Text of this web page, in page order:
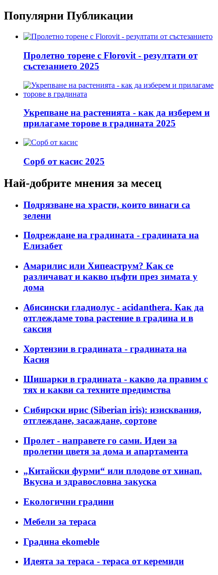
Популярни Публикации
Пролетно торене с Florovit - резултати от
състезанието 2025
Укрепване на растенията - как да изберем и
прилагаме торове в градината 2025
Сорб от касис 2025
Най-добрите мнения за месец
Подрязване на храсти, които винаги са
зелени
Подреждане на градината - градината на
Елизабет
Амарилис или Хипеаструм? Как се
различават и какво цъфти през зимата у
дома
Абисински гладиолус - acidanthera. Как да
отглеждаме това растение в градина и в
саксия
Хортензии в градината - градината на
Касия
Шишарки в градината - какво да правим с
тях и какви са техните предимства
Сибирски ирис (Siberian iris): изисквания,
отглеждане, засаждане, сортове
Пролет - направете го сами. Идеи за
пролетни цветя за дома и апартамента
„Китайски фурми“ или плодове от хинап.
Вкусна и здравословна закуска
Екологични градини
Мебели за тераса
Градина ekomeble
Идеята за тераса - тераса от керемиди